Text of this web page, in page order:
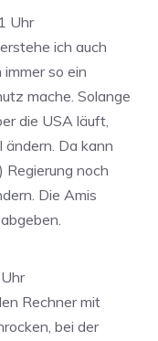
Uhr
ich auch
so ein
mache. Solange
die USA läuft,
Da kann
Regierung noch
Die Amis
Rechner mit
bei der